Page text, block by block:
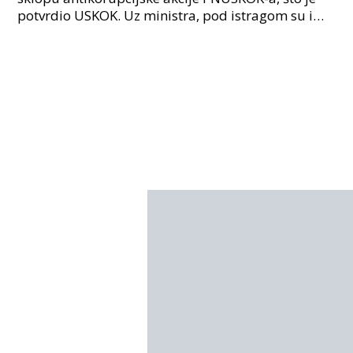
potvrdio USKOK. Uz ministra, pod istragom su i